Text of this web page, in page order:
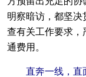
明察暗访，都坚
查有关工作要求
通费用。
直奔一线，直